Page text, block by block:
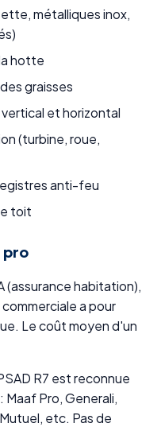
métalliques inox,
hotte
graisses
et horizontal
(turbine, roue,
anti-feu
toit
pro
(assurance habitation),
a pour
Le coût moyen d'un
R7 est reconnue
Maaf Pro, Generali,
etc. Pas de